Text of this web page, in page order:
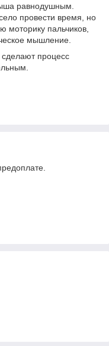
равнодушным.
провести время, но
моторику пальчиков,
мышление.
процесс